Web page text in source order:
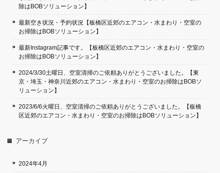
除はBOBソリューション】
最新空き状況・予約状況【板橋区近郊のエアコン・水まわり・空室の
お掃除はBOBソリューション】
最新Instagram記事です。【板橋区近郊のエアコン・水まわり・空室の
お掃除はBOBソリューション】
2024/3/30土曜日、空室清掃のご依頼ありがとうございました。【東
京・埼玉・神奈川近郊のエアコン・水まわり・空室のお掃除はBOBソ
リューション】
2023/6/6火曜日、空室清掃のご依頼ありがとうございました。【板橋
区近郊のエアコン・水まわり・空室のお掃除はBOBソリューション】
アーカイブ
2024年4月